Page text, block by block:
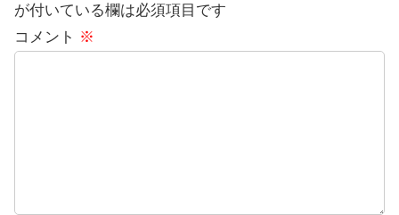
が付いている欄は必須項目です
コメント ※